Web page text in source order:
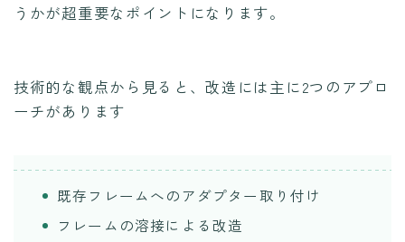
うかが超重要なポイントになります。
技術的な観点から見ると、改造には主に2つのアプロ
ーチがあります
既存フレームへのアダプター取り付け
フレームの溶接による改造